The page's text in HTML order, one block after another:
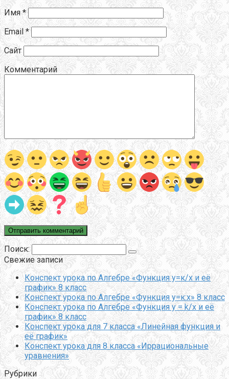
Имя *
Email *
Сайт
Комментарий
Поиск:
Свежие записи
Конспект урока по Алгебре «Функция у=к/х и её
график» 8 класс
Конспект урока по Алгебре «Функция у=к:х» 8 класс
Конспект урока по Алгебре «Функция y = k/x и её
график» 8 класс
Конспект урока для 7 класса «Линейная функция и
её график»
Конспект урока для 8 класса «Иррациональные
уравнения»
Рубрики